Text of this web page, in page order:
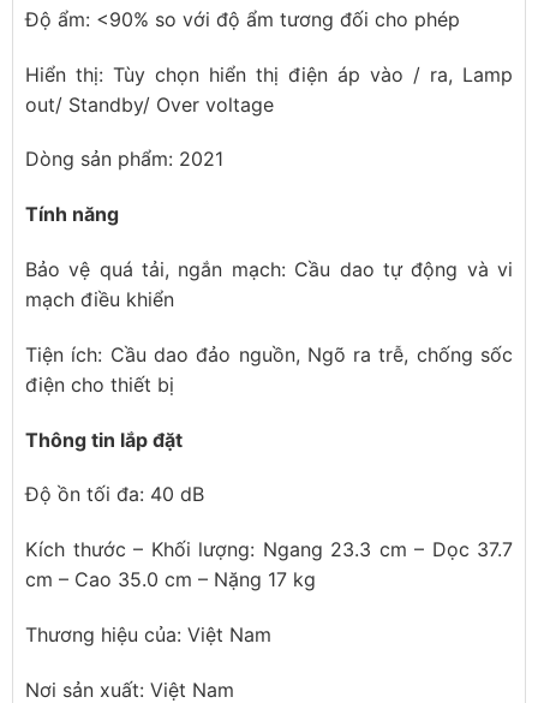
Độ ẩm: <90% so với độ ẩm tương đối cho phép
Hiển thị: Tùy chọn hiển thị điện áp vào / ra, Lamp
out/ Standby/ Over voltage
Dòng sản phẩm: 2021
Tính năng
Bảo vệ quá tải, ngắn mạch: Cầu dao tự động và vi
mạch điều khiển
Tiện ích: Cầu dao đảo nguồn, Ngõ ra trễ, chống sốc
điện cho thiết bị
Thông tin lắp đặt
Độ ồn tối đa: 40 dB
Kích thước – Khối lượng: Ngang 23.3 cm – Dọc 37.7
cm – Cao 35.0 cm – Nặng 17 kg
Thương hiệu của: Việt Nam
Nơi sản xuất: Việt Nam